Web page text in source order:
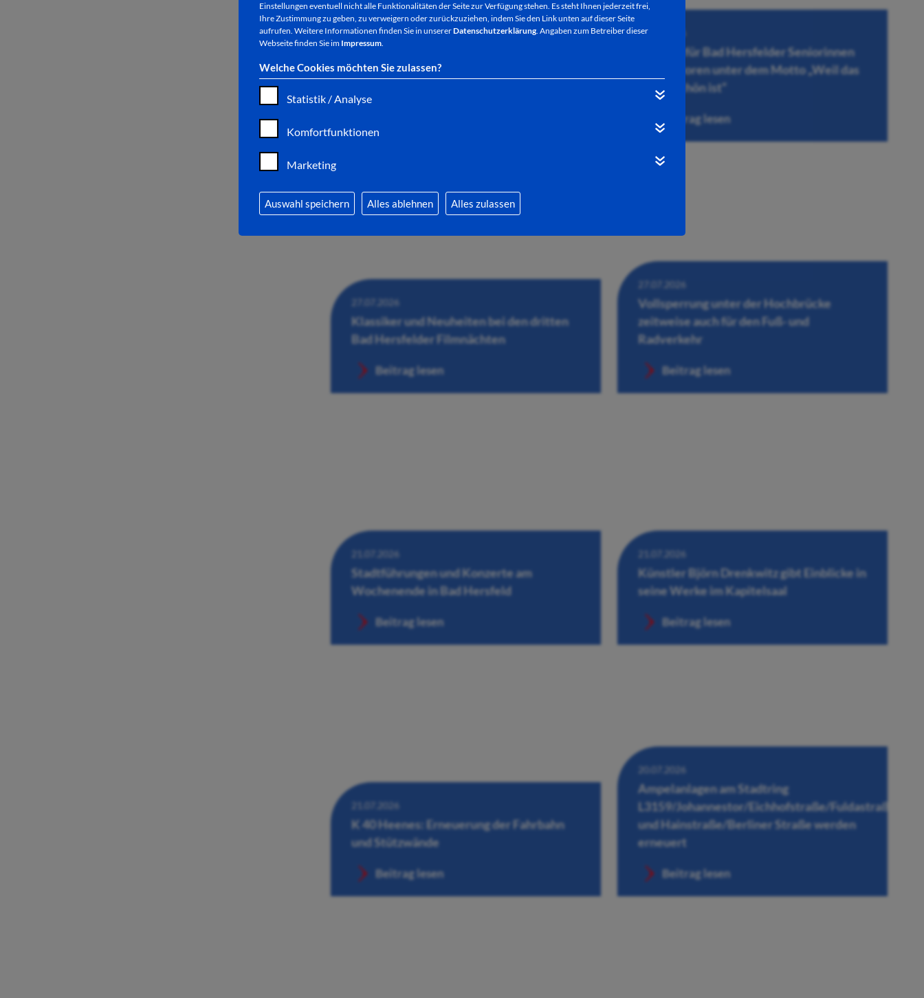
Einstellungen eventuell nicht alle Funktionalitäten der Seite zur Verfügung stehen. Es steht Ihnen jederzeit frei,
Ihre Zustimmung zu geben, zu verweigern oder zurückzuziehen, indem Sie den Link unten auf dieser Seite
aufrufen. Weitere Informationen finden Sie in unsererDatenschutzerklärung. Angaben zum Betreiber dieser
Webseite finden Sie im Impressum.
Welche Cookies möchten Sie zulassen?
Statistik / Analyse
Komfortfunktionen
Marketing
Auswahl speichern Alles ablehnen Alles zulassen
30.07.2026
Künstlerische Performance der aktuellen
Ausstellung „beflügelt“ in der
28.07.2026
Konzert für Bad Hersfelder Seniorinnen
und Senioren unter dem Motto „Weil das
Leben schön ist“
Beitrag lesen
27.07.2026
Klassiker und Neuheiten bei den dritten
Bad Hersfelder Filmnächten
Beitrag lesen
27.07.2026
Vollsperrung unter der Hochbrücke
zeitweise auch für den Fuß- und
Radverkehr
Beitrag lesen
21.07.2026
Stadtführungen und Konzerte am
Wochenende in Bad Hersfeld
Beitrag lesen
21.07.2026
Künstler Björn Drenkwitz gibt Einblicke in
seine Werke im Kapitelsaal
Beitrag lesen
21.07.2026
K 40 Heenes: Erneuerung der Fahrbahn
und Stützwände
Beitrag lesen
20.07.2026
Ampelanlagen am Stadtring
L3159/Johannestor/Eichhofstraße/Fuldastraße
und Hainstraße/Berliner Straße werden
erneuert
Beitrag lesen